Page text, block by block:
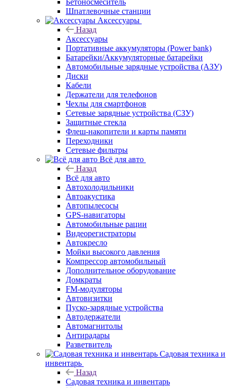
Бетоносмеситель
Шпатлевочные станции
Аксессуары
Назад
Аксессуары
Портативные аккумуляторы (Power bank)
Батарейки/Аккумуляторные батарейки
Автомобильные зарядные устройства (АЗУ)
Диски
Кабели
Держатели для телефонов
Чехлы для смартфонов
Сетевые зарядные устройства (СЗУ)
Защитные стекла
Флеш-накопители и карты памяти
Переходники
Сетевые фильтры
Всё для авто
Назад
Всё для авто
Автохолодильники
Автоакустика
Автопылесосы
GPS-навигаторы
Автомобильные рации
Видеорегистраторы
Автокресло
Мойки высокого давления
Компрессор автомобильный
Дополнительное оборудование
Домкраты
FM-модуляторы
Автовизитки
Пуско-зарядные устройства
Автодержатели
Автомагнитолы
Антирадары
Разветвитель
Садовая техника и
инвентарь
Назад
Садовая техника и инвентарь